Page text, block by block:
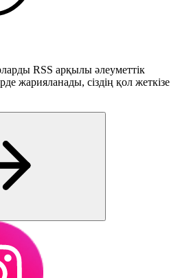
RSS арқылы әлеуметтік
жарияланады, сіздің қол жеткізе